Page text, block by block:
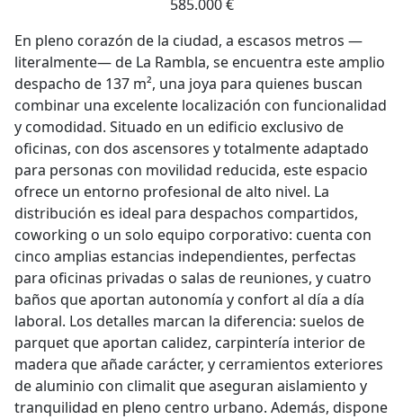
585.000 €
En pleno corazón de la ciudad, a escasos metros —
literalmente— de La Rambla, se encuentra este amplio
despacho de 137 m², una joya para quienes buscan
combinar una excelente localización con funcionalidad
y comodidad. Situado en un edificio exclusivo de
oficinas, con dos ascensores y totalmente adaptado
para personas con movilidad reducida, este espacio
ofrece un entorno profesional de alto nivel. La
distribución es ideal para despachos compartidos,
coworking o un solo equipo corporativo: cuenta con
cinco amplias estancias independientes, perfectas
para oficinas privadas o salas de reuniones, y cuatro
baños que aportan autonomía y confort al día a día
laboral. Los detalles marcan la diferencia: suelos de
parquet que aportan calidez, carpintería interior de
madera que añade carácter, y cerramientos exteriores
de aluminio con climalit que aseguran aislamiento y
tranquilidad en pleno centro urbano. Además, dispone